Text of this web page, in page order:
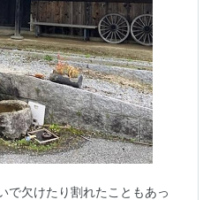
で欠けたり割れたこともあっ